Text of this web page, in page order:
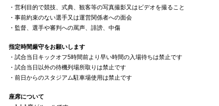
・営利目的で競技、式典、観客等の写真撮影又はビデオを撮ること
・事前約束のない選手又は運営関係者への面会
・監督、選手や審判への罵声、誹謗、中傷
指定時間厳守をお願いします
・試合当日キックオフ5時間前より早い時間の入場待ちは禁止です
・試合当日以外の待機列場所取りは禁止です
・前日からのスタジアム駐車場使用は禁止です
座席について